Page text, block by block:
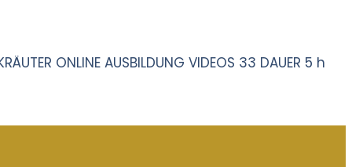
ONLINE AUSBILDUNG VIDEOS 33 DAUER 5 h